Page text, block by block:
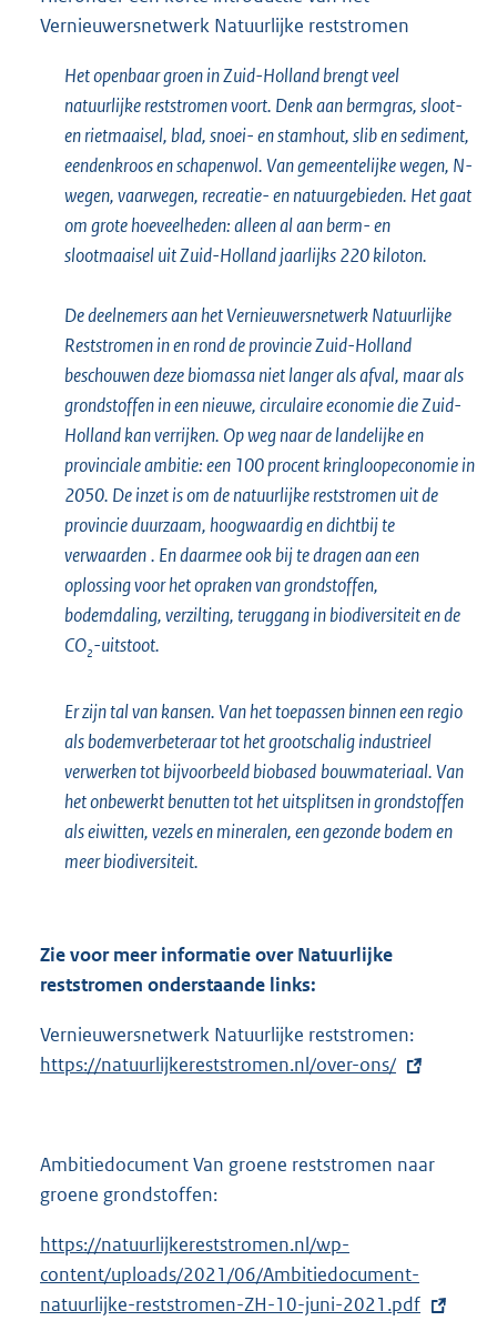
Vernieuwersnetwerk Natuurlijke reststromen
Het openbaar groen in Zuid-Holland brengt veel
natuurlijke reststromen voort. Denk aan bermgras, sloot-
en rietmaaisel, blad, snoei- en stamhout, slib en sediment,
eendenkroos en schapenwol. Van gemeentelijke wegen, N-
wegen, vaarwegen, recreatie- en natuurgebieden. Het gaat
om grote hoeveelheden: alleen al aan berm- en
slootmaaisel uit Zuid-Holland jaarlijks 220 kiloton.
De deelnemers aan het Vernieuwersnetwerk Natuurlijke
Reststromen in en rond de provincie Zuid-Holland
beschouwen deze biomassa niet langer als afval, maar als
grondstoffen in een nieuwe, circulaire economie die Zuid-
Holland kan verrijken. Op weg naar de landelijke en
provinciale ambitie: een 100 procent kringloopeconomie in
2050. De inzet is om de natuurlijke reststromen uit de
provincie duurzaam, hoogwaardig en dichtbij te
verwaarden . En daarmee ook bij te dragen aan een
oplossing voor het opraken van grondstoffen,
bodemdaling, verzilting, teruggang in biodiversiteit en de
CO2-uitstoot.
Er zijn tal van kansen. Van het toepassen binnen een regio
als bodemverbeteraar tot het grootschalig industrieel
verwerken tot bijvoorbeeldbiobased bouwmateriaal. Van
het onbewerkt benutten tot het uitsplitsen in grondstoffen
als eiwitten, vezels en mineralen, een gezonde bodem en
meer biodiversiteit.
Zie voor meer informatie over Natuurlijke
reststromen onderstaande links:
Vernieuwersnetwerk Natuurlijke reststromen:
x
i
n
https://natuurlijkereststromen.nl/over-ons/
Ambitiedocument Van groene reststromen naar
groene grondstoffen:
E
x
t
https://natuurlijkereststromen.nl/wp-
content/uploads/2021/06/Ambitiedocument-
natuurlijke-reststromen-ZH-10-juni-2021.pdf